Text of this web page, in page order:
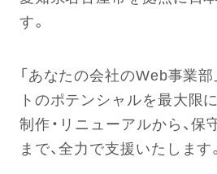
す。
「あなたの会社のWeb事業部
トのポテンシャルを最大限
制作・リニューアルから、保
まで、全力で支援いたします。